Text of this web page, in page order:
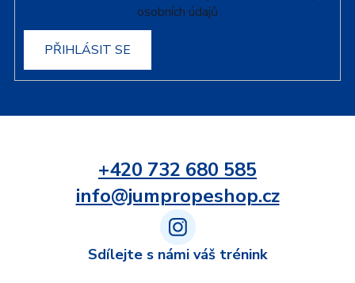
osobních údajů
PŘIHLÁSIT SE
+420 732 680 585
info@jumpropeshop.cz
Sdílejte s námi váš trénink